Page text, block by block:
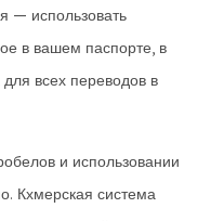
— использовать
в вашем паспорте, в
для всех переводов в
и использовании
Кхмерская система